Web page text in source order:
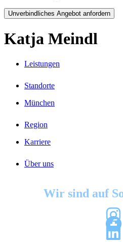
Katja Meindl
Leistungen
Standorte
München
Region
Karriere
Über uns
Wir sind auf